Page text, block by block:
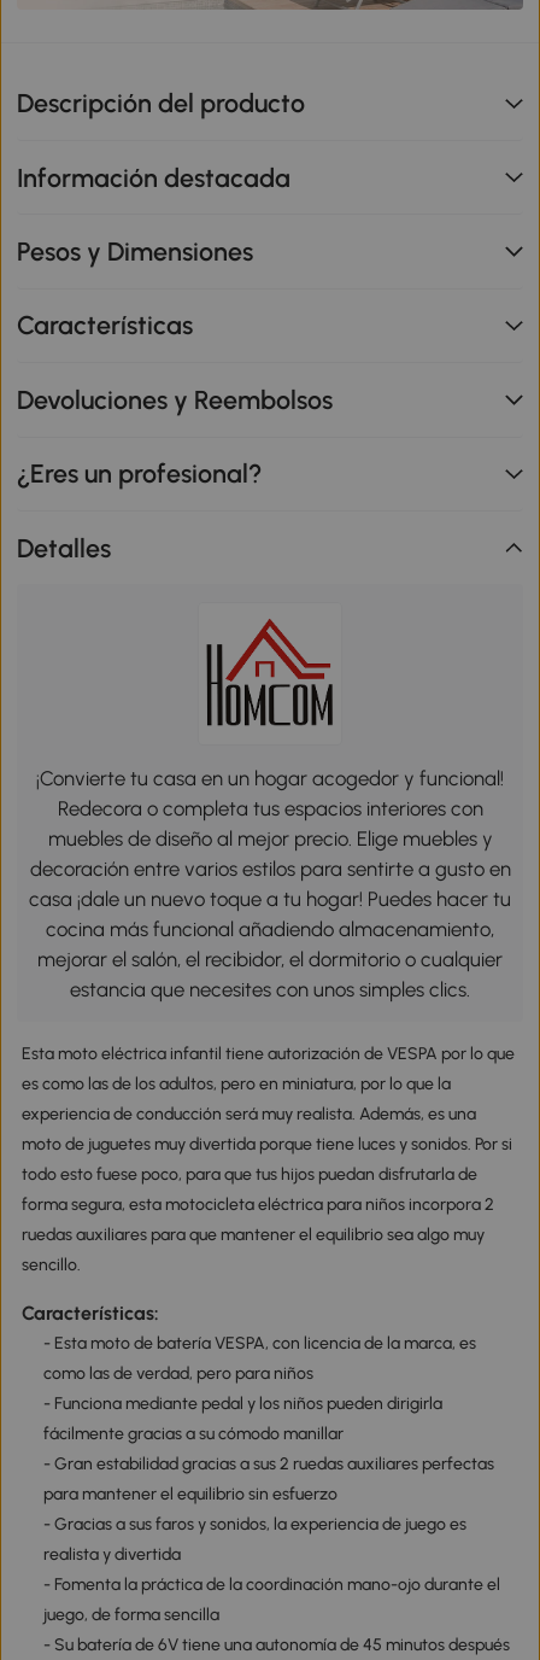
Descripción del producto
Información destacada
Pesos y Dimensiones
Características
Devoluciones y Reembolsos
¿Eres un profesional?
Detalles
¡Convierte tu casa en un hogar acogedor y funcional!
Redecora o completa tus espacios interiores con
muebles de diseño al mejor precio. Elige muebles y
decoración entre varios estilos para sentirte a gusto en
casa ¡dale un nuevo toque a tu hogar! Puedes hacer tu
cocina más funcional añadiendo almacenamiento,
mejorar el salón, el recibidor, el dormitorio o cualquier
estancia que necesites con unos simples clics.
Esta moto eléctrica infantil tiene autorización de VESPA por lo que
es como las de los adultos, pero en miniatura, por lo que la
experiencia de conducción será muy realista. Además, es una
moto de juguetes muy divertida porque tiene luces y sonidos. Por si
todo esto fuese poco, para que tus hijos puedan disfrutarla de
forma segura, esta motocicleta eléctrica para niños incorpora 2
ruedas auxiliares para que mantener el equilibrio sea algo muy
sencillo.
Características:
- Esta moto de batería VESPA, con licencia de la marca, es
como las de verdad, pero para niños
- Funciona mediante pedal y los niños pueden dirigirla
fácilmente gracias a su cómodo manillar
- Gran estabilidad gracias a sus 2 ruedas auxiliares perfectas
para mantener el equilibrio sin esfuerzo
- Gracias a sus faros y sonidos, la experiencia de juego es
realista y divertida
- Fomenta la práctica de la coordinación mano-ojo durante el
juego, de forma sencilla
- Su batería de 6V tiene una autonomía de 45 minutos después